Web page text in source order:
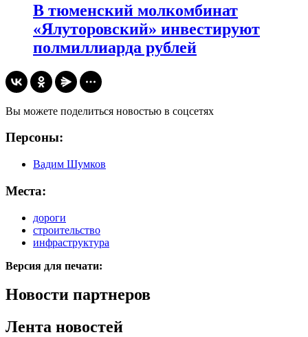
В тюменский молкомбинат
«Ялуторовский» инвестируют
полмиллиарда рублей
Вы можете поделиться новостью в соцсетях
Персоны:
Вадим Шумков
Места:
дороги
строительство
инфраструктура
Версия для печати:
Новости партнеров
Лента новостей